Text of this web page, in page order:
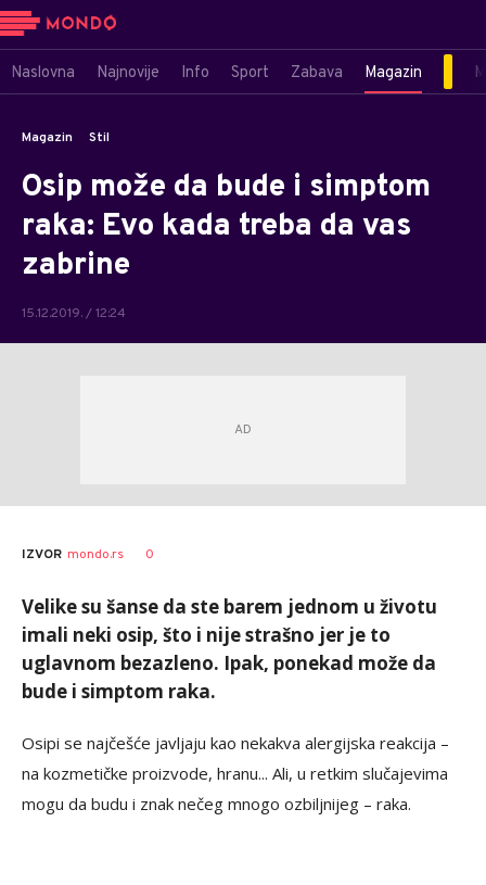
Naslovna Najnovije Info Sport Zabava Magazin
Magazin Stil
Osip može da bude i simptom
raka: Evo kada treba da vas
zabrine
15.12.2019. / 12:24
IZVOR mondo.rs 0
Velike su šanse da ste barem jednom u životu
imali neki osip, što i nije strašno jer je to
uglavnom bezazleno. Ipak, ponekad može da
bude i simptom raka.
Osipi se najčešće javljaju kao nekakva alergijska reakcija –
na kozmetičke proizvode, hranu... Ali, u retkim slučajevima
mogu da budu i znak nečeg mnogo ozbiljnijeg – raka.